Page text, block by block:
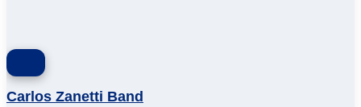
Carlos Zanetti Band